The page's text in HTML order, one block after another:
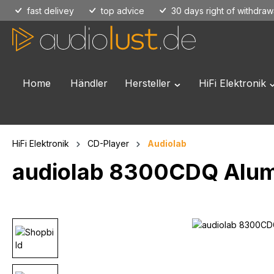
to main content
Skip to search
Skip to main navigation
fast delivey top advice 30 days right of
Home Händler Hersteller Open or close the
HiFi Elektronik
HiFi Elektronik CD-Player Audiolab
audiolab 8300CDQ
Skip image gallery